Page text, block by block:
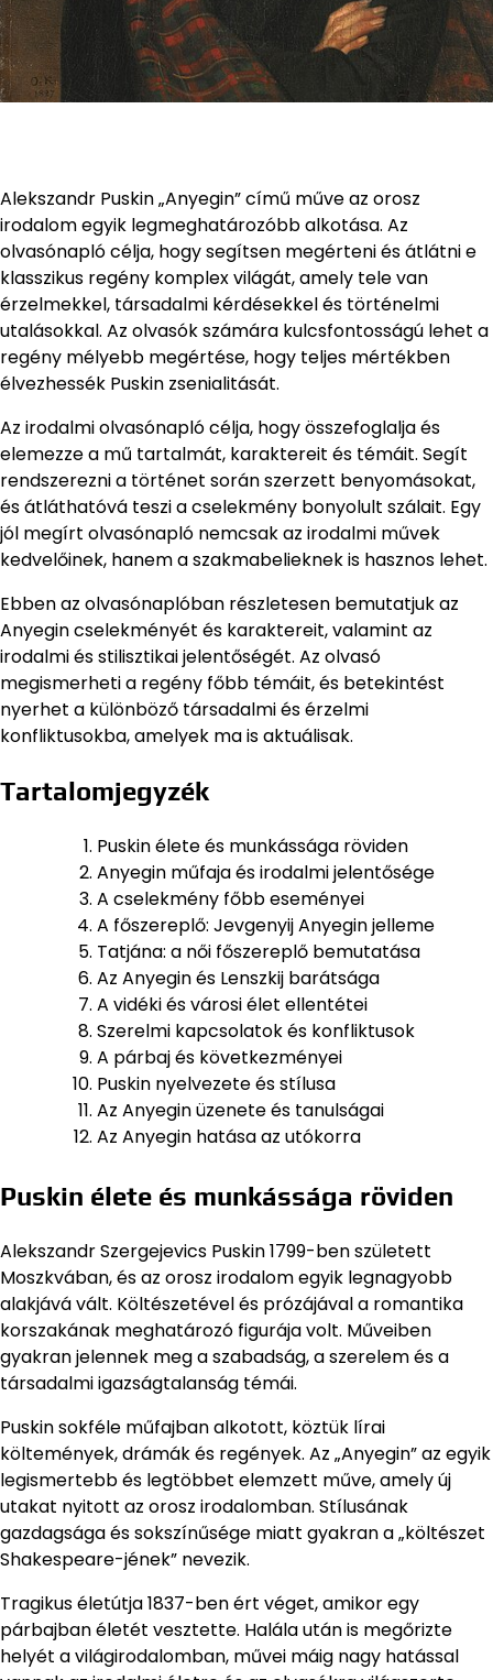
Alekszandr Puskin „Anyegin” című műve az orosz
irodalom egyik legmeghatározóbb alkotása. Az
olvasónapló célja, hogy segítsen megérteni és átlátni e
klasszikus regény komplex világát, amely tele van
érzelmekkel, társadalmi kérdésekkel és történelmi
utalásokkal. Az olvasók számára kulcsfontosságú lehet a
regény mélyebb megértése, hogy teljes mértékben
élvezhessék Puskin zsenialitását.
Az irodalmi olvasónapló célja, hogy összefoglalja és
elemezze a mű tartalmát, karaktereit és témáit. Segít
rendszerezni a történet során szerzett benyomásokat,
és átláthatóvá teszi a cselekmény bonyolult szálait. Egy
jól megírt olvasónapló nemcsak az irodalmi művek
kedvelőinek, hanem a szakmabelieknek is hasznos lehet.
Ebben az olvasónaplóban részletesen bemutatjuk az
Anyegin cselekményét és karaktereit, valamint az
irodalmi és stilisztikai jelentőségét. Az olvasó
megismerheti a regény főbb témáit, és betekintést
nyerhet a különböző társadalmi és érzelmi
konfliktusokba, amelyek ma is aktuálisak.
Tartalomjegyzék
Puskin élete és munkássága röviden
Anyegin műfaja és irodalmi jelentősége
A cselekmény főbb eseményei
A főszereplő: Jevgenyij Anyegin jelleme
Tatjána: a női főszereplő bemutatása
Az Anyegin és Lenszkij barátsága
A vidéki és városi élet ellentétei
Szerelmi kapcsolatok és konfliktusok
A párbaj és következményei
Puskin nyelvezete és stílusa
Az Anyegin üzenete és tanulságai
Az Anyegin hatása az utókorra
Puskin élete és munkássága röviden
Alekszandr Szergejevics Puskin 1799-ben született
Moszkvában, és az orosz irodalom egyik legnagyobb
alakjává vált. Költészetével és prózájával a romantika
korszakának meghatározó figurája volt. Műveiben
gyakran jelennek meg a szabadság, a szerelem és a
társadalmi igazságtalanság témái.
Puskin sokféle műfajban alkotott, köztük lírai
költemények, drámák és regények. Az „Anyegin” az egyik
legismertebb és legtöbbet elemzett műve, amely új
utakat nyitott az orosz irodalomban. Stílusának
gazdagsága és sokszínűsége miatt gyakran a „költészet
Shakespeare-jének” nevezik.
Tragikus életútja 1837-ben ért véget, amikor egy
párbajban életét vesztette. Halála után is megőrizte
helyét a világirodalomban, művei máig nagy hatással